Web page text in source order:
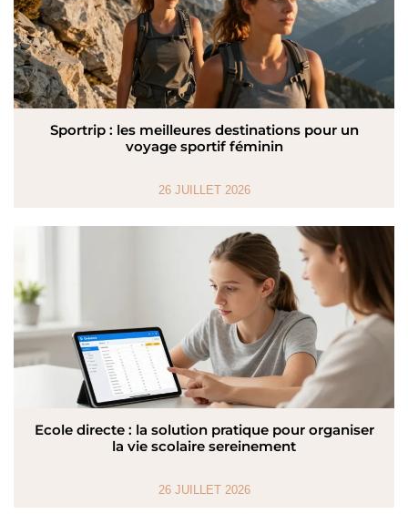
Sportrip : les meilleures destinations pour un
voyage sportif féminin
26 JUILLET 2026
Ecole directe : la solution pratique pour organiser
la vie scolaire sereinement
26 JUILLET 2026